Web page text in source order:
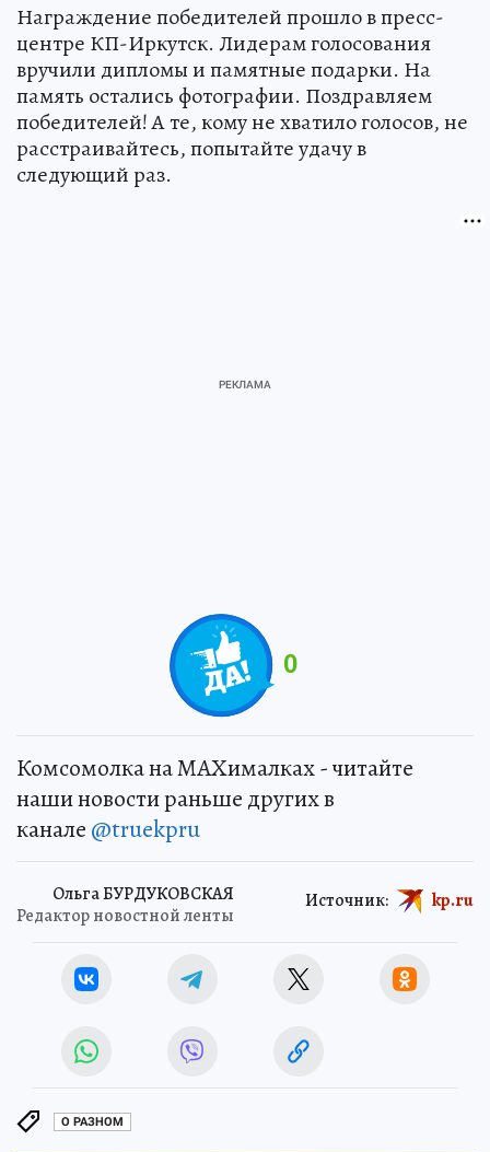
Награждение победителей прошло в пресс-
центре КП-Иркутск. Лидерам голосования
вручили дипломы и памятные подарки. На
память остались фотографии. Поздравляем
победителей! А те, кому не хватило голосов, не
расстраивайтесь, попытайте удачу в
следующий раз.
0
Комсомолка на MAXималках - читайте
наши новости раньше других в
канале @truekpru
Ольга БУРДУКОВСКАЯ
Редактор новостной ленты
Источник: kp.ru
О РАЗНОМ